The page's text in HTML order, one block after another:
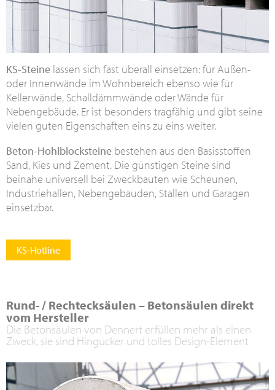
KS-Steine lassen sich fast überall einsetzen: für Außen-
oder Innenwände im Wohnbereich ebenso wie für
Kellerwände, Schalldämmwände oder Wände für
Nebengebäude. Er ist besonders tragfähig und gibt seine
vielen guten Eigenschaften eins zu eins weiter.
Beton-Hohlblocksteine bestehen aus den Basisstoffen
Sand, Kies und Zement. Die günstigen Steine sind
beinahe universell bei Zweckbauten wie Scheunen,
Industriehallen, Nebengebäuden, Ställen und Garagen
einsetzbar.
KS-Hotline
Rund- / Rechtecksäulen – Betonsäulen direkt
vom Hersteller
Die Betonsäulen von Dennert erfüllen mehr als einen
Zweck, sie sind Hingucker und tolles Design-Element